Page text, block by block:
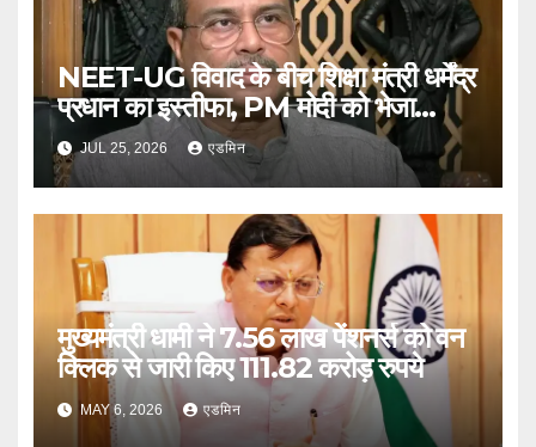
NEET-UG विवाद के बीच शिक्षा मंत्री धर्मेंद्र
प्रधान का इस्तीफा, PM मोदी को भेजा
त्यागपत्र
JUL 25, 2026 एडमिन
मुख्यमंत्री धामी ने 7.56 लाख पेंशनर्स को वन
क्लिक से जारी किए 111.82 करोड़ रुपये
MAY 6, 2026 एडमिन